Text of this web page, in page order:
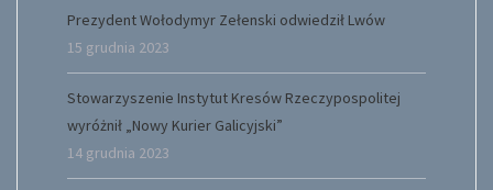
Prezydent Wołodymyr Zełenski odwiedził Lwów
15 grudnia 2023
Stowarzyszenie Instytut Kresów Rzeczypospolitej
wyróżnił „Nowy Kurier Galicyjski”
14 grudnia 2023